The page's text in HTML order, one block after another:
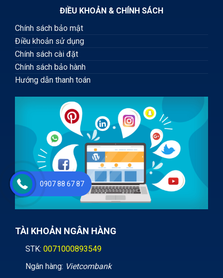
ĐIỀU KHOẢN & CHÍNH SÁCH
Chính sách bảo mật
Điều khoản sử dụng
Chính sách cài đặt
Chính sách bảo hành
Hướng dẫn thanh toán
TÀI KHOẢN NGÂN HÀNG
STK: 0071000893549
Ngân hàng: Vietcombank
0907 88 67 87